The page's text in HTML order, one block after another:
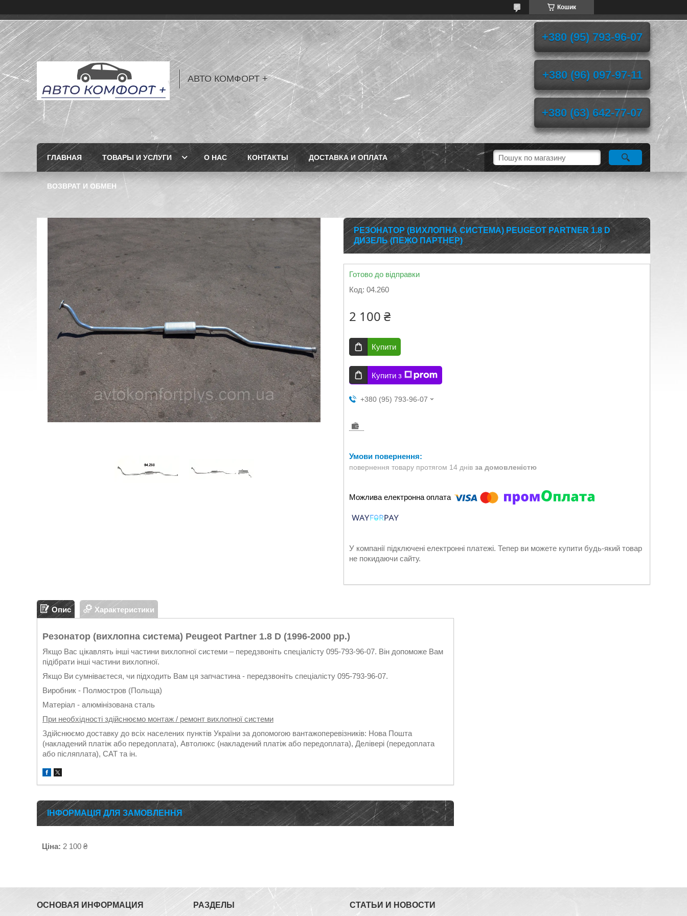
Кошик
АВТО КОМФОРТ +
+380 (95) 793-96-07
+380 (96) 097-97-11
+380 (63) 642-77-07
ГЛАВНАЯ ТОВАРЫ И УСЛУГИ О НАС КОНТАКТЫ ДОСТАВКА И ОПЛАТА
ВОЗВРАТ И ОБМЕН
РЕЗОНАТОР (ВИХЛОПНА СИСТЕМА) PEUGEOT PARTNER 1.8 D
ДИЗЕЛЬ (ПЕЖО ПАРТНЕР)
Готово до відправки
Код: 04.260
2 100 ₴
Купити
Купити з
+380 (95) 793-96-07
повернення товару протягом 14 днів за домовленістю
У компанії підключені електронні платежі. Тепер ви можете купити будь-який товар
не покидаючи сайту.
Опис Характеристики
Резонатор (вихлопна система) Peugeot Partner 1.8 D (1996-2000 рр.)
Якщо Вас цікавлять інші частини вихлопної системи – передзвоніть спеціалісту 095-793-96-07. Він допоможе Вам
підібрати інші частини вихлопної.
Якщо Ви сумніваєтеся, чи підходить Вам ця запчастина - передзвоніть спеціалісту 095-793-96-07.
Виробник - Полмостров (Польща)
Матеріал - алюмінізована сталь
При необхідності здійснюємо монтаж / ремонт вихлопної системи
Здійснюємо доставку до всіх населених пунктів України за допомогою вантажоперевізників: Нова Пошта
(накладений платіж або передоплата), Автолюкс (накладений платіж або передоплата), Делівері (передоплата
або післяплата), САТ та ін.
ІНФОРМАЦІЯ ДЛЯ ЗАМОВЛЕННЯ
Ціна: 2 100 ₴
ОСНОВАЯ ИНФОРМАЦИЯ РАЗДЕЛЫ СТАТЬИ И НОВОСТИ